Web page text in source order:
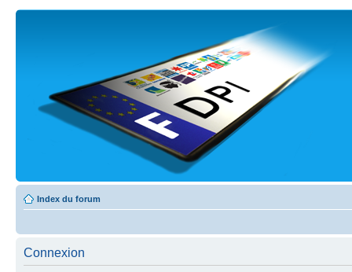
Index du forum
Connexion